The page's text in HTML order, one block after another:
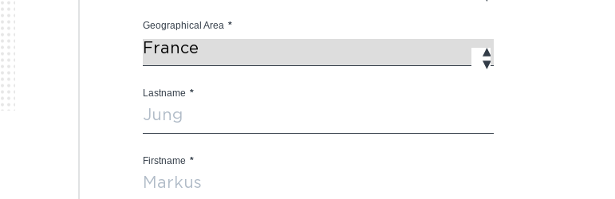
Geographical Area *
Lastname *
Firstname *